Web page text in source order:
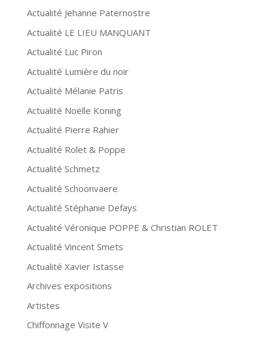
Actualité Jehanne Paternostre
Actualité LE LIEU MANQUANT
Actualité Luc Piron
Actualité Lumière du noir
Actualité Mélanie Patris
Actualité Noëlle Koning
Actualité Pierre Rahier
Actualité Rolet & Poppe
Actualité Schmetz
Actualité Schoonvaere
Actualité Stéphanie Defays
Actualité Véronique POPPE & Christian ROLET
Actualité Vincent Smets
Actualité Xavier Istasse
Archives expositions
Artistes
Chiffonnage Visite V